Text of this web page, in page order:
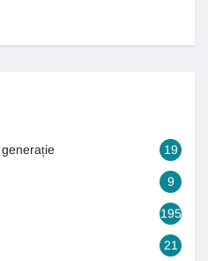
19
9
195
21